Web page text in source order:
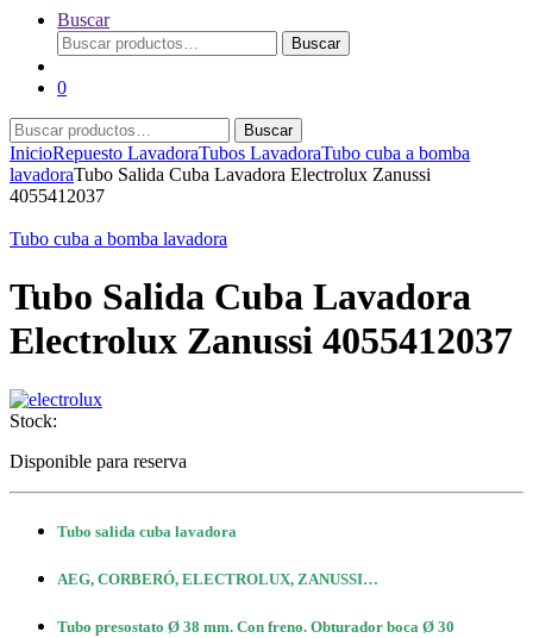
Buscar
Buscar
por:
Buscar
0
Buscar
por:
Buscar
InicioRepuesto LavadoraTubos LavadoraTubo cuba a bomba
lavadoraTubo Salida Cuba Lavadora Electrolux Zanussi
4055412037
Tubo cuba a bomba lavadora
Tubo Salida Cuba Lavadora
Electrolux Zanussi 4055412037
Stock:
Disponible para reserva
Tubo salida cuba lavadora
AEG, CORBERÓ, ELECTROLUX, ZANUSSI…
Tubo presostato Ø 38 mm. Con freno. Obturador boca Ø 30